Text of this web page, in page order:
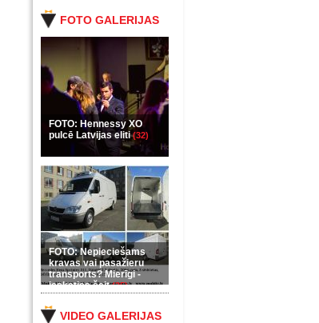
FOTO GALERIJAS
FOTO: Hennessy XO
pulcē Latvijas eliti(32)
FOTO: Nepieciešams
kravas vai pasažieru
transports? Mierīgi -
ieskaties šeit(35)
VIDEO GALERIJAS